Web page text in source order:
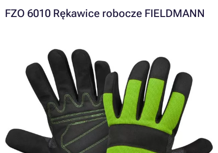
FZO 6010 Rękawice robocze FIELDMANN